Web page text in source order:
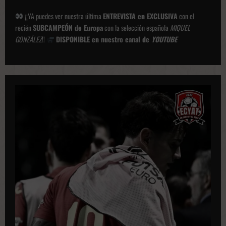
¡¡YA puedes ver nuestra última ENTREVISTA en EXCLUSIVAcon el
reciénSUBCAMPEÓN de Europacon la selección española MIQUEL
GONZÁLEZ!! DISPONIBLE en nuestro canal de YOUTUBE